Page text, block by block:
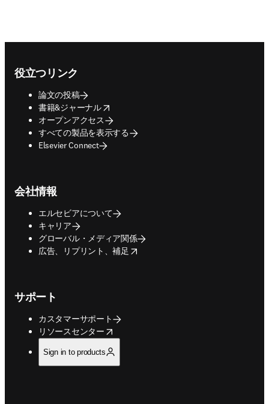
役立つリンク
論文の投稿
書籍&ジャーナル
opens in new tab/window
オープンアクセス
すべての製品を表示する
Elsevier Connect
会社情報
エルセビアについて
キャリア
グローバル・メディア関係
広告、リプリント、補足
opens in new tab/window
サポート
カスタマーサポート
リソースセンター
opens in new tab/window
Sign in to products